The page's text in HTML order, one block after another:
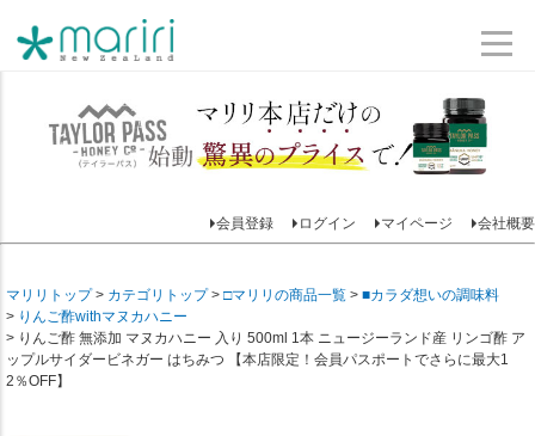
会員登録 ログイン マイページ 会社概要
マリリトップ カテゴリトップ □マリリの商品一覧
■カラダ想いの調味料
りんご酢withマヌカハニー
りんご酢 無添加 マヌカハニー 入り 500ml 1本 ニュージーランド産 リンゴ酢 ア
ップルサイダービネガー はちみつ 【本店限定！会員パスポートでさらに最大1
2％OFF】